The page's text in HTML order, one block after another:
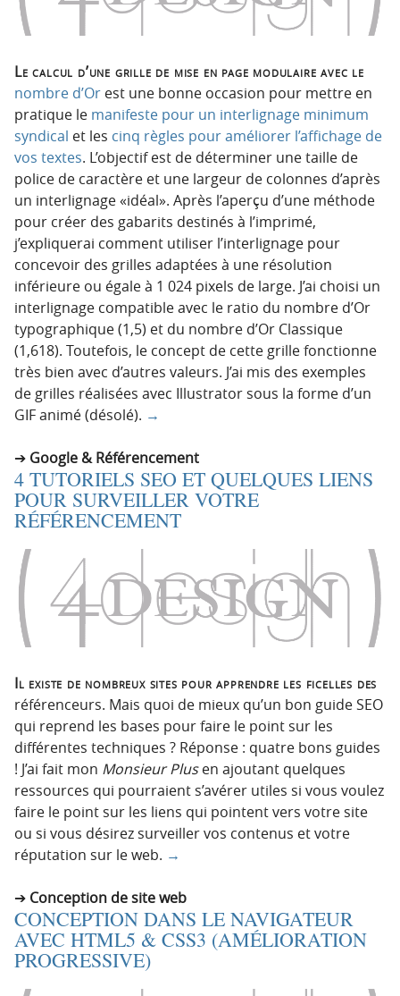
Le calcul d’une grille de mise en page modulaire avec le
nombre d’Or est une bonne occasion pour mettre en
pratique le manifeste pour un interlignage minimum
syndical et les cinq règles pour améliorer l’affichage de
vos textes. L’objectif est de déterminer une taille de
police de caractère et une largeur de colonnes d’après
un interlignage «idéal». Après l’aperçu d’une méthode
pour créer des gabarits destinés à l’imprimé,
j’expliquerai comment utiliser l’interlignage pour
concevoir des grilles adaptées à une résolution
inférieure ou égale à 1 024 pixels de large. J’ai choisi un
interlignage compatible avec le ratio du nombre d’Or
typographique (1,5) et du nombre d’Or Classique
(1,618). Toutefois, le concept de cette grille fonctionne
très bien avec d’autres valeurs. J’ai mis des exemples
de grilles réalisées avec Illustrator sous la forme d’un
GIF animé (désolé). →
Google & Référencement
4 TUTORIELS SEO ET QUELQUES LIENS
POUR SURVEILLER VOTRE
RÉFÉRENCEMENT
Il existe de nombreux sites pour apprendre les ficelles des
référenceurs. Mais quoi de mieux qu’un bon guide SEO
qui reprend les bases pour faire le point sur les
différentes techniques ? Réponse : quatre bons guides
! J’ai fait mon Monsieur Plusen ajoutant quelques
ressources qui pourraient s’avérer utiles si vous voulez
faire le point sur les liens qui pointent vers votre site
ou si vous désirez surveiller vos contenus et votre
réputation sur le web. →
Conception de site web
CONCEPTION DANS LE NAVIGATEUR
AVEC HTML5 & CSS3 (AMÉLIORATION
PROGRESSIVE)